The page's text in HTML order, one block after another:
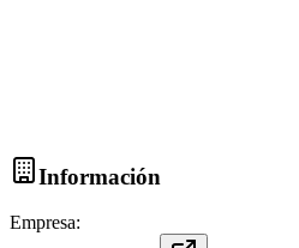
Información
Empresa: